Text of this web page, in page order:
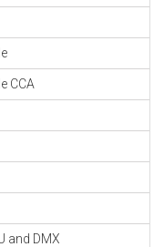
CCA
and DMX